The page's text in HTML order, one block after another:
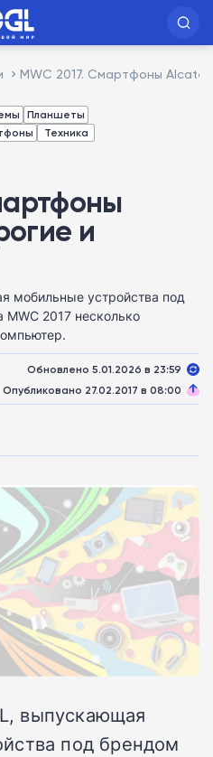
MWC 2017. Смартфоны
Планшеты
Техника
и
мобильные устройства под
2017 несколько
Обновлено 5.01.2026 в 23:59
Опубликовано 27.02.2017 в 08:00
выпускающая
под брендом